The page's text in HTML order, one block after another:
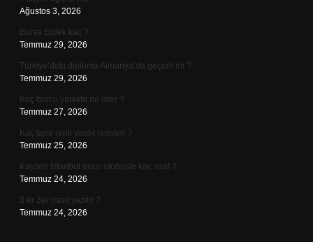
Ağustos 3, 2026
Bursa Erdek kaç ?
Temmuz 29, 2026
Türkiye’deki diploma Almanya’da geçerli mi ?
Temmuz 29, 2026
Koç burcu yatakta ne ister ?
Temmuz 27, 2026
Kaç tane renk vardır isimleri ?
Temmuz 25, 2026
Kayseri İstanbul arası otobüsle kaç saat ?
Temmuz 24, 2026
3 er 3er nasıl yazılır ?
Temmuz 24, 2026